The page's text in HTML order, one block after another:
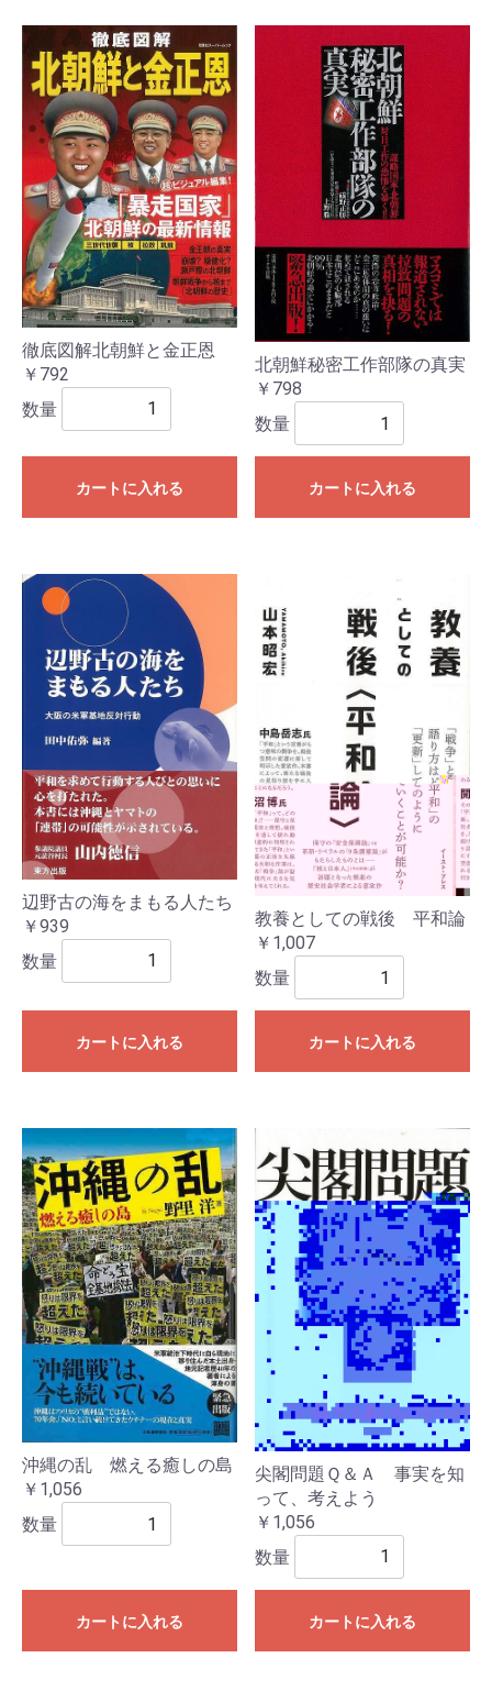
徹底図解北朝鮮と金正恩
￥792
数量
カートに入れる
北朝鮮秘密工作部隊の真実
￥798
数量
カートに入れる
辺野古の海をまもる人たち
￥939
数量
カートに入れる
教養としての戦後 平和論
￥1,007
数量
カートに入れる
沖縄の乱 燃える癒しの島
￥1,056
数量
カートに入れる
尖閣問題Ｑ＆Ａ 事実を知
って、考えよう
￥1,056
数量
カートに入れる